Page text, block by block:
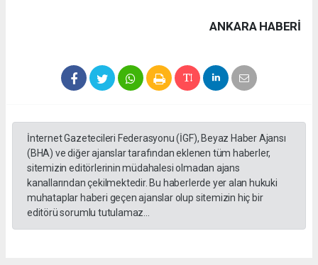
ANKARA HABERİ
İnternet Gazetecileri Federasyonu (İGF), Beyaz Haber Ajansı
(BHA) ve diğer ajanslar tarafından eklenen tüm haberler,
sitemizin editörlerinin müdahalesi olmadan ajans
kanallarından çekilmektedir. Bu haberlerde yer alan hukuki
muhataplar haberi geçen ajanslar olup sitemizin hiç bir
editörü sorumlu tutulamaz...